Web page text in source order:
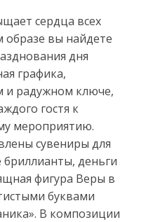
сердца всех
вы найдете
дня
графика,
и радужном ключе,
гостя к
мероприятию.
сувениры для
деньги
фигура Веры в
буквами
В композиции